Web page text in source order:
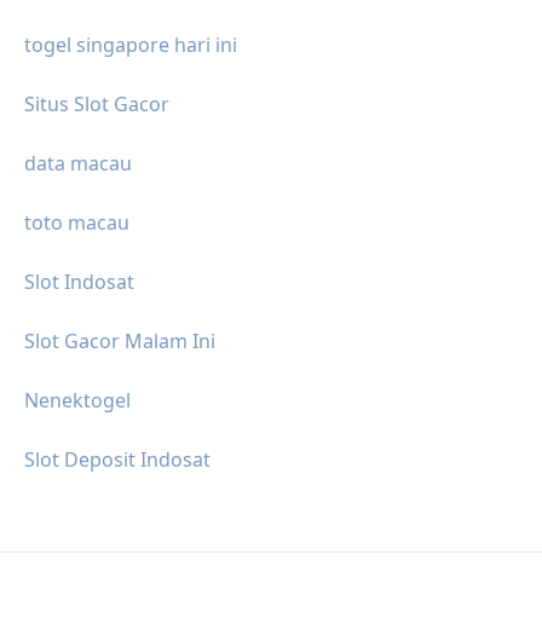
togel singapore hari ini
Situs Slot Gacor
data macau
toto macau
Slot Indosat
Slot Gacor Malam Ini
Nenektogel
Slot Deposit Indosat